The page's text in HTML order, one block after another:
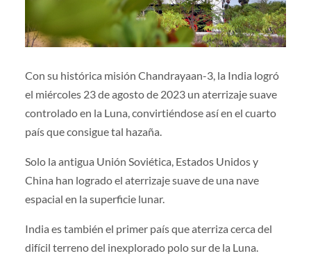
Con su histórica misión Chandrayaan-3, la India logró
el miércoles 23 de agosto de 2023 un aterrizaje suave
controlado en la Luna, convirtiéndose así en el cuarto
país que consigue tal hazaña.
Solo la antigua Unión Soviética, Estados Unidos y
China han logrado el aterrizaje suave de una nave
espacial en la superficie lunar.
India es también el primer país que aterriza cerca del
difícil terreno del inexplorado polo sur de la Luna.